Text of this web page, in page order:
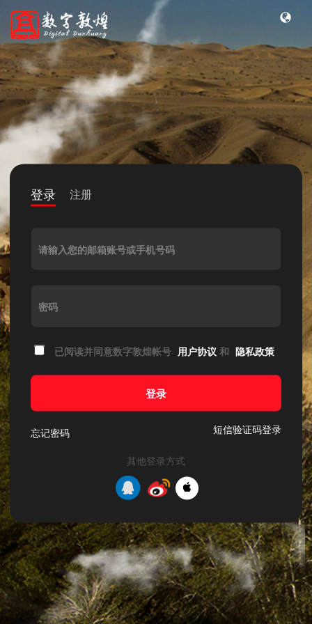
登录 注册
请输入您的邮箱账号或手机号码
密码
已阅读并同意数字敦煌帐号 用户协议 和 隐私政策
登录
忘记密码 短信验证码登录
其他登录方式